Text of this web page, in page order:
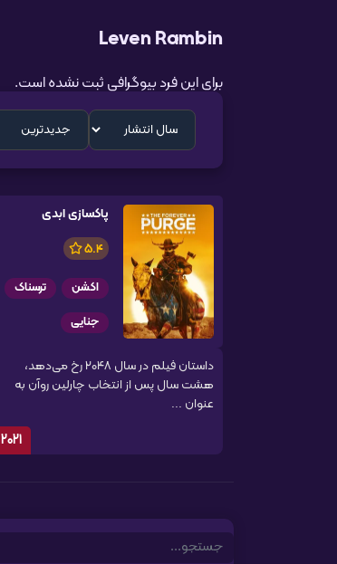
Leven Rambin
برای این فرد بیوگرافی ثبت نشده است.
پاکسازی ابدی
5.4
اکشن
ترسناک
جنایی
داستان فیلم در سال ۲۰۴۸ رخ می‌دهد،
هشت سال پس از انتخاب چارلین روآن به
عنوان ...
2021
Search